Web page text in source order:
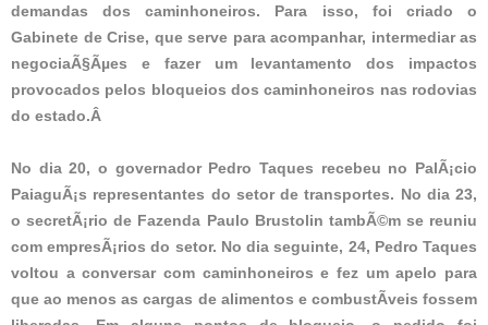
demandas dos caminhoneiros. Para isso, foi criado o
Gabinete de Crise, que serve para acompanhar, intermediar as
negociaÃ§Ãµes e fazer um levantamento dos impactos
provocados pelos bloqueios dos caminhoneiros nas rodovias
do estado.Â
No dia 20, o governador Pedro Taques recebeu no PalÃ¡cio
PaiaguÃ¡s representantes do setor de transportes. No dia 23,
o secretÃ¡rio de Fazenda Paulo Brustolin tambÃ©m se reuniu
com empresÃ¡rios do setor. No dia seguinte, 24, Pedro Taques
voltou a conversar com caminhoneiros e fez um apelo para
que ao menos as cargas de alimentos e combustÃ­veis fossem